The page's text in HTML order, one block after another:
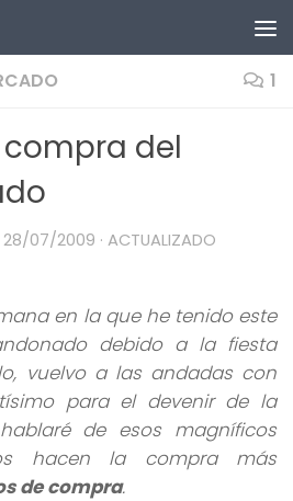
1
del
28/07/2009 · ACTUALIZADO
en la que he tenido este
debido a la fiesta
vuelvo a las andadas con
para el devenir de la
de esos magníficos
hacen la compra más
de compra.